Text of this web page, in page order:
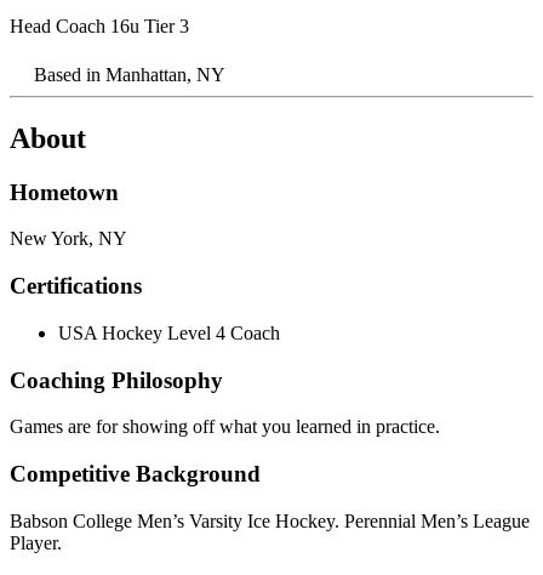
Head Coach 16u Tier 3​​​​‌ ‍ ​‍​‍‌‍ ‌ ​‍‌‍‍‌‌‍‌ ‌‍‍‌‌‍ ‍​‍​‍​ ‍‍​‍​‍‌ ​ ‌‍​‌‌‍ ‍‌‍‍‌‌ ‌​‌ ‍‌​‍ ‍‌‍‍‌‌‍ ​‍​‍​‍ ​​‍​‍‌‍‍​‌ ​‍‌‍‌‌‌‍‌‍​‍​‍​ ‍‍​‍​‍‌‍‍​‌ ‌​‌ ‌​‌ ​​‌ ​ ​ ‍‍​‍ ​‍ ‌‍​ ‌‍‍​‌‍‌‌‌‍ ​‌ ​ ‌‍‌‌‌‍​‌‌ ​​‌‍‍‌‌‍‌‌‌ ​‍‌ ​ ​‍ ‍‌ ​ ‌‍​‌‌‍ ‍‌‍‍‌‌ ‌​‌ ‍‌​‍ ‍‌ ​ ‌ ‌​‌ ‌‌‌‍‌​‌‍‍‌‌‍ ​‍ ‌‍‍‌‌‍ ‍‌ ‌​‌‍‌‌‌‍ ‍‌ ‌​​‍ ‌‍‌‌‌‍‌​‌‍‍‌‌ ‌​​‍ ‌‍ ‌‌‍ ‌‍‌​‌‍‌‌​ ‌‌ ​​‌ ​‍‌‍‌‌‌ ​ ‌‍‌‌‌‍ ‍‌ ‌​‌‍​‌‌ ‌​‌‍‍‌‌‍ ‌‍ ‍​ ‍ ‌‍‍‌‌‍‌​​ ‌​ ‌‍‌‍​‌‌‍​‍​ ‍​‌‍​ ‌‍‌​‌‍​‍​ ‍​​‍ ‌‌‍‌​​ ‌‍‌‍‌​​ ​ ​‍ ‌​ ‌​​ ‍​​ ​‍​ ‌‍​‍ ‌‌‍​‍​ ​ ‌‍​ ‌‍‌​​‍ ‌‌‍​‍‌‍​ ​ ‌‍​ ‌​‌‍‌‍‌‍‌‌‌‍‌​​ ‌‍​ ​​‌‍‌‍‌‍​‍​ ‌ ​ ‍ ‌ ‌​‌ ‍‌‌ ​​‌‍‌‌​ ‌‌‍​ ‌‍ ‌‍​‌‌‍​ ‌‍‍​​ ‍ ‌ ​​‌‍​‌‌ ‌​‌‍‍​​ ‌‌ ‌​‌‍‍‌‌ ‌​‌‍ ​‌‍‌‌​ ‌‍​‍‌‍​‌‌ ​ ‌‍‌‌‌‌‌‌‌ ​‍‌‍ ​​ ‌‌‍‍​‌ ‌​‌ ‌​‌ ​​‌ ​ ​‍‌‌​ ​ ‌​​‌​‍‌‌​ ​‍‌​‌‍​‍‌‌​ ​‍‌​‌‍‌‍​ ‌‍‍​‌‍‌‌‌‍ ​‌ ​ ‌‍‌‌‌‍​‌‌ ​​‌‍‍‌‌‍‌‌‌ ​‍‌ ​ ​‍ ‍‌ ​ ‌‍​‌‌‍ ‍‌‍‍‌‌ ‌​‌ ‍‌​‍ ‍‌ ​ ‌ ‌​‌ ‌‌‌‍‌​‌‍‍‌‌‍ ​‍‌‍‌‍‍‌‌‍‌​​ ‌​ ‌‍‌‍​‌‌‍​‍​ ‍​‌‍​ ‌‍‌​‌‍​‍​ ‍​​‍ ‌‌‍‌​​ ‌‍‌‍‌​​ ​ ​‍ ‌​ ‌​​ ‍​​ ​‍​ ‌‍​‍ ‌‌‍​‍​ ​ ‌‍​ ‌‍‌​​‍ ‌‌‍​‍‌‍​ ​ ‌‍​ ‌​‌‍‌‍‌‍‌‌‌‍‌​​ ‌‍​ ​​‌‍‌‍‌‍​‍​ ‌ ​‍‌‍‌ ‌​‌ ‍‌‌ ​​‌‍‌‌​ ‌‌‍​ ‌‍ ‌‍​‌‌‍​ ‌‍‍​​‍‌‍‌ ​​‌‍​‌‌ ‌​‌‍‍​​ ‌‌ ‌​‌‍‍‌‌ ‌​‌‍ ​‌‍‌‌​‍‌‍‌ ​​‌‍‌‌‌ ​‍‌ ​ ‌ ​​‌‍‌‌‌‍​ ‌ ‌​‌‍‍‌‌ ‌‍‌‍‌‌​ ‌‌ ​​‌ ‌‌‌‍​‍‌‍ ​‌‍‍‌‌ ​ ‌‍‍​‌‍‌‌‌‍‌​​‍​‍‌ ‌
Based in Manhattan, NY​​​​‌ ‍ ​‍​‍‌‍ ‌ ​‍‌‍‍‌‌‍‌ ‌‍‍‌‌‍ ‍​‍​‍​ ‍‍​‍​‍‌ ​ ‌‍​‌‌‍ ‍‌‍‍‌‌ ‌​‌ ‍‌​‍ ‍‌‍‍‌‌‍ ​‍​‍​‍ ​​‍​‍‌‍‍​‌ ​‍‌‍‌‌‌‍‌‍​‍​‍​ ‍‍​‍​‍‌‍‍​‌ ‌​‌ ‌​‌ ​​‌ ​ ​ ‍‍​‍ ​‍ ‌‍​ ‌‍‍​‌‍‌‌‌‍ ​‌ ​ ‌‍‌‌‌‍​‌‌ ​​‌‍‍‌‌‍‌‌‌ ​‍‌ ​ ​‍ ‍‌ ​ ‌‍​‌‌‍ ‍‌‍‍‌‌ ‌​‌ ‍‌​‍ ‍‌ ​ ‌ ‌​‌ ‌‌‌‍‌​‌‍‍‌‌‍ ​‍ ‌‍‍‌‌‍ ‍‌ ‌​‌‍‌‌‌‍ ‍‌ ‌​​‍ ‌‍‌‌‌‍‌​‌‍‍‌‌ ‌​​‍ ‌‍ ‌‌‍ ‌‍‌​‌‍‌‌​ ‌‌ ​​‌ ​‍‌‍‌‌‌ ​ ‌‍‌‌‌‍ ‍‌ ‌​‌‍​‌‌ ‌​‌‍‍‌‌‍ ‌‍ ‍​ ‍ ‌‍‍‌‌‍‌​​ ‌​ ‌‍‌‍​‌‌‍​‍​ ‍​‌‍​ ‌‍‌​‌‍​‍​ ‍​​‍ ‌‌‍‌​​ ‌‍‌‍‌​​ ​ ​‍ ‌​ ‌​​ ‍​​ ​‍​ ‌‍​‍ ‌‌‍​‍​ ​ ‌‍​ ‌‍‌​​‍ ‌‌‍​‍‌‍​ ​ ‌‍​ ‌​‌‍‌‍‌‍‌‌‌‍‌​​ ‌‍​ ​​‌‍‌‍‌‍​‍​ ‌ ​ ‍ ‌ ‌​‌ ‍‌‌ ​​‌‍‌‌​ ‌‌‍​ ‌‍ ‌‍​‌‌‍​ ‌‍‍​​ ‍ ‌ ​​‌‍​‌‌ ‌​‌‍‍​​ ‌‌‍ ​‌‍ ‌‍​ ‌‍​‌‌ ‌​‌‍‍‌‌‍ ‌‍ ‍​ ‌‍​‍‌‍​‌‌ ​ ‌‍‌‌‌‌‌‌‌ ​‍‌‍ ​​ ‌‌‍‍​‌ ‌​‌ ‌​‌ ​​‌ ​ ​‍‌‌​ ​ ‌​​‌​‍‌‌​ ​‍‌​‌‍​‍‌‌​ ​‍‌​‌‍‌‍​ ‌‍‍​‌‍‌‌‌‍ ​‌ ​ ‌‍‌‌‌‍​‌‌ ​​‌‍‍‌‌‍‌‌‌ ​‍‌ ​ ​‍ ‍‌ ​ ‌‍​‌‌‍ ‍‌‍‍‌‌ ‌​‌ ‍‌​‍ ‍‌ ​ ‌ ‌​‌ ‌‌‌‍‌​‌‍‍‌‌‍ ​‍‌‍‌‍‍‌‌‍‌​​ ‌​ ‌‍‌‍​‌‌‍​‍​ ‍​‌‍​ ‌‍‌​‌‍​‍​ ‍​​‍ ‌‌‍‌​​ ‌‍‌‍‌​​ ​ ​‍ ‌​ ‌​​ ‍​​ ​‍​ ‌‍​‍ ‌‌‍​‍​ ​ ‌‍​ ‌‍‌​​‍ ‌‌‍​‍‌‍​ ​ ‌‍​ ‌​‌‍‌‍‌‍‌‌‌‍‌​​ ‌‍​ ​​‌‍‌‍‌‍​‍​ ‌ ​‍‌‍‌ ‌​‌ ‍‌‌ ​​‌‍‌‌​ ‌‌‍​ ‌‍ ‌‍​‌‌‍​ ‌‍‍​​‍‌‍‌ ​​‌‍​‌‌ ‌​‌‍‍​​ ‌‌‍ ​‌‍ ‌‍​ ‌‍​‌‌ ‌​‌‍‍‌‌‍ ‌‍ ‍​‍‌‍‌ ​​‌‍‌‌‌ ​‍‌ ​ ‌ ​​‌‍‌‌‌‍​ ‌ ‌​‌‍‍‌‌ ‌‍‌‍‌‌​ ‌‌ ​​‌ ‌‌‌‍​‍‌‍ ​‌‍‍‌‌ ​ ‌‍‍​‌‍‌‌‌‍‌​​‍​‍‌ ‌
About
Hometown​​​​‌ ‍ ​‍​‍‌‍ ‌ ​‍‌‍‍‌‌‍‌ ‌‍‍‌‌‍ ‍​‍​‍​ ‍‍​‍​‍‌ ​ ‌‍​‌‌‍ ‍‌‍‍‌‌ ‌​‌ ‍‌​‍ ‍‌‍‍‌‌‍ ​‍​‍​‍ ​​‍​‍‌‍‍​‌ ​‍‌‍‌‌‌‍‌‍​‍​‍​ ‍‍​‍​‍‌‍‍​‌ ‌​‌ ‌​‌ ​​‌ ​ ​ ‍‍​‍ ​‍ ‌‍​ ‌‍‍​‌‍‌‌‌‍ ​‌ ​ ‌‍‌‌‌‍​‌‌ ​​‌‍‍‌‌‍‌‌‌ ​‍‌ ​ ​‍ ‍‌ ​ ‌‍​‌‌‍ ‍‌‍‍‌‌ ‌​‌ ‍‌​‍ ‍‌ ​ ‌ ‌​‌ ‌‌‌‍‌​‌‍‍‌‌‍ ​‍ ‌‍‍‌‌‍ ‍‌ ‌​‌‍‌‌‌‍ ‍‌ ‌​​‍ ‌‍‌‌‌‍‌​‌‍‍‌‌ ‌​​‍ ‌‍ ‌‌‍ ‌‍‌​‌‍‌‌​ ‌‌ ​​‌ ​‍‌‍‌‌‌ ​ ‌‍‌‌‌‍ ‍‌ ‌​‌‍​‌‌ ‌​‌‍‍‌‌‍ ‌‍ ‍​ ‍ ‌‍‍‌‌‍‌​​ ‌​ ‌‍‌‍​‌‌‍​‍​ ‍​‌‍​ ‌‍‌​‌‍​‍​ ‍​​‍ ‌‌‍‌​​ ‌‍‌‍‌​​ ​ ​‍ ‌​ ‌​​ ‍​​ ​‍​ ‌‍​‍ ‌‌‍​‍​ ​ ‌‍​ ‌‍‌​​‍ ‌‌‍​‍‌‍​ ​ ‌‍​ ‌​‌‍‌‍‌‍‌‌‌‍‌​​ ‌‍​ ​​‌‍‌‍‌‍​‍​ ‌ ​ ‍ ‌ ‌​‌ ‍‌‌ ​​‌‍‌‌​ ‌‌‍​ ‌‍ ‌‍​‌‌‍​ ‌‍‍​​ ‍ ‌ ​​‌‍​‌‌ ‌​‌‍‍​​ ‌‌ ​‍‌‍‍‌‌‍​ ‌‍‍​‌‌‌​‌‍‌‌‌ ‍​‌ ‌​​‍‌‌​ ‌‌‌​​‍‌‌ ‌‍‍ ‌‍‌‌‌ ‍‌​‍‌‌​ ​ ‌​‌​​‍‌‌​ ​ ‌​‌​​‍‌‌​ ​‍​ ​‍‌​​‍‌‍‍‌‌​‍‍‌ ‌​‌ ‌ ‌​ ‌‌ ​ ‌​‌‍​‍‌‌​ ​‍​ ​‍​‍‌‌​ ‌‌‌​‌​​‍ ‍‌‍​ ‌‍‍​‌‍‍‌‌‍ ​‌‍‌​‌ ​‍‌‍‌‌‌‍ ‍​‍‌‌​ ‌‌‌​​‍‌‌ ‌‍‍ ‌‍‌‌‌ ‍‌​‍‌‌​ ​ ‌​‌​​‍‌‌​ ​ ‌​‌​​‍‌‌​ ​‍​ ​‍‌ ​​​ ‍‌‌ ‌ ‌‍‍‌​ ​ ​ ‌‍‌‌​‌‌​‌‌​‍‌‌​ ​‍​ ​‍​‍‌‌​ ‌‌‌​‌​​‍ ‍‌ ‌​‌‍‌‌‌ ‍​‌ ‌​​ ‌‍​‍‌‍​‌‌ ​ ‌‍‌‌‌‌‌‌‌ ​‍‌‍ ​​ ‌‌‍‍​‌ ‌​‌ ‌​‌ ​​‌ ​ ​‍‌‌​ ​ ‌​​‌​‍‌‌​ ​‍‌​‌‍​‍‌‌​ ​‍‌​‌‍‌‍​ ‌‍‍​‌‍‌‌‌‍ ​‌ ​ ‌‍‌‌‌‍​‌‌ ​​‌‍‍‌‌‍‌‌‌ ​‍‌ ​ ​‍ ‍‌ ​ ‌‍​‌‌‍ ‍‌‍‍‌‌ ‌​‌ ‍‌​‍ ‍‌ ​ ‌ ‌​‌ ‌‌‌‍‌​‌‍‍‌‌‍ ​‍‌‍‌‍‍‌‌‍‌​​ ‌​ ‌‍‌‍​‌‌‍​‍​ ‍​‌‍​ ‌‍‌​‌‍​‍​ ‍​​‍ ‌‌‍‌​​ ‌‍‌‍‌​​ ​ ​‍ ‌​ ‌​​ ‍​​ ​‍​ ‌‍​‍ ‌‌‍​‍​ ​ ‌‍​ ‌‍‌​​‍ ‌‌‍​‍‌‍​ ​ ‌‍​ ‌​‌‍‌‍‌‍‌‌‌‍‌​​ ‌‍​ ​​‌‍‌‍‌‍​‍​ ‌ ​‍‌‍‌ ‌​‌ ‍‌‌ ​​‌‍‌‌​ ‌‌‍​ ‌‍ ‌‍​‌‌‍​ ‌‍‍​​‍‌‍‌ ​​‌‍​‌‌ ‌​‌‍‍​​ ‌‌ ​‍‌‍‍‌‌‍​ ‌‍‍​‌‌‌​‌‍‌‌‌ ‍​‌ ‌​​‍‌‌​ ‌‌‌​​‍‌‌ ‌‍‍ ‌‍‌‌‌ ‍‌​‍‌‌​ ​ ‌​‌​​‍‌‌​ ​ ‌​‌​​‍‌‌​ ​‍​ ​‍‌​​‍‌‍‍‌‌​‍‍‌ ‌​‌ ‌ ‌​ ‌‌ ​ ‌​‌‍​‍‌‌​ ​‍​ ​‍​‍‌‌​ ‌‌‌​‌​​‍ ‍‌‍​ ‌‍‍​‌‍‍‌‌‍ ​‌‍‌​‌ ​‍‌‍‌‌‌‍ ‍​‍‌‌​ ‌‌‌​​‍‌‌ ‌‍‍ ‌‍‌‌‌ ‍‌​‍‌‌​ ​ ‌​‌​​‍‌‌​ ​ ‌​‌​​‍‌‌​ ​‍​ ​‍‌ ​​​ ‍‌‌ ‌ ‌‍‍‌​ ​ ​ ‌‍‌‌​‌‌​‌‌​‍‌‌​ ​‍​ ​‍​‍‌‌​ ‌‌‌​‌​​‍ ‍‌ ‌​‌‍‌‌‌ ‍​‌ ‌​​‍‌‍‌ ​​‌‍‌‌‌ ​‍‌ ​ ‌ ​​‌‍‌‌‌‍​ ‌ ‌​‌‍‍‌‌ ‌‍‌‍‌‌​ ‌‌ ​​‌ ‌‌‌‍​‍‌‍ ​‌‍‍‌‌ ​ ‌‍‍​‌‍‌‌‌‍‌​​‍​‍‌ ‌
New York, NY​​​​‌ ‍ ​‍​‍‌‍ ‌ ​‍‌‍‍‌‌‍‌ ‌‍‍‌‌‍ ‍​‍​‍​ ‍‍​‍​‍‌ ​ ‌‍​‌‌‍ ‍‌‍‍‌‌ ‌​‌ ‍‌​‍ ‍‌‍‍‌‌‍ ​‍​‍​‍ ​​‍​‍‌‍‍​‌ ​‍‌‍‌‌‌‍‌‍​‍​‍​ ‍‍​‍​‍‌‍‍​‌ ‌​‌ ‌​‌ ​​‌ ​ ​ ‍‍​‍ ​‍ ‌‍​ ‌‍‍​‌‍‌‌‌‍ ​‌ ​ ‌‍‌‌‌‍​‌‌ ​​‌‍‍‌‌‍‌‌‌ ​‍‌ ​ ​‍ ‍‌ ​ ‌‍​‌‌‍ ‍‌‍‍‌‌ ‌​‌ ‍‌​‍ ‍‌ ​ ‌ ‌​‌ ‌‌‌‍‌​‌‍‍‌‌‍ ​‍ ‌‍‍‌‌‍ ‍‌ ‌​‌‍‌‌‌‍ ‍‌ ‌​​‍ ‌‍‌‌‌‍‌​‌‍‍‌‌ ‌​​‍ ‌‍ ‌‌‍ ‌‍‌​‌‍‌‌​ ‌‌ ​​‌ ​‍‌‍‌‌‌ ​ ‌‍‌‌‌‍ ‍‌ ‌​‌‍​‌‌ ‌​‌‍‍‌‌‍ ‌‍ ‍​ ‍ ‌‍‍‌‌‍‌​​ ‌​ ‌‍‌‍​‌‌‍​‍​ ‍​‌‍​ ‌‍‌​‌‍​‍​ ‍​​‍ ‌‌‍‌​​ ‌‍‌‍‌​​ ​ ​‍ ‌​ ‌​​ ‍​​ ​‍​ ‌‍​‍ ‌‌‍​‍​ ​ ‌‍​ ‌‍‌​​‍ ‌‌‍​‍‌‍​ ​ ‌‍​ ‌​‌‍‌‍‌‍‌‌‌‍‌​​ ‌‍​ ​​‌‍‌‍‌‍​‍​ ‌ ​ ‍ ‌ ‌​‌ ‍‌‌ ​​‌‍‌‌​ ‌‌‍​ ‌‍ ‌‍​‌‌‍​ ‌‍‍​​ ‍ ‌ ​​‌‍​‌‌ ‌​‌‍‍​​ ‌‌ ​‍‌‍‍‌‌‍​ ‌‍‍​‌‌‌​‌‍‌‌‌ ‍​‌ ‌​​‍‌‌​ ‌‌‌​​‍‌‌ ‌‍‍ ‌‍‌‌‌ ‍‌​‍‌‌​ ​ ‌​‌​​‍‌‌​ ​ ‌​‌​​‍‌‌​ ​‍​ ​‍‌‍ ‌‌‍ ​‌​ ​‌‍‍‌‌​‌‍‌‍‍‌‌‍ ‌‌‌‌​‍‌‌​ ​‍​ ​‍​‍‌‌​ ‌‌‌​‌​​‍ ‍‌‍​ ‌‍‍​‌‍‍‌‌‍ ​‌‍‌​‌ ​‍‌‍‌‌‌‍ ‍​‍‌‌​ ‌‌‌​​‍‌‌ ‌‍‍ ‌‍‌‌‌ ‍‌​‍‌‌​ ​ ‌​‌​​‍‌‌​ ​ ‌​‌​​‍‌‌​ ​‍​ ​‍‌ ‍‌‌‌​ ‌‌‌‍‌ ‌​‌ ​‌‌ ‌​‌​‍‌‌‍‍ ​‍‌‌​ ​‍​ ​‍​‍‌‌​ ‌‌‌​‌​​‍ ‍‌ ‌​‌‍‌‌‌ ‍​‌ ‌​​ ‌‍​‍‌‍​‌‌ ​ ‌‍‌‌‌‌‌‌‌ ​‍‌‍ ​​ ‌‌‍‍​‌ ‌​‌ ‌​‌ ​​‌ ​ ​‍‌‌​ ​ ‌​​‌​‍‌‌​ ​‍‌​‌‍​‍‌‌​ ​‍‌​‌‍‌‍​ ‌‍‍​‌‍‌‌‌‍ ​‌ ​ ‌‍‌‌‌‍​‌‌ ​​‌‍‍‌‌‍‌‌‌ ​‍‌ ​ ​‍ ‍‌ ​ ‌‍​‌‌‍ ‍‌‍‍‌‌ ‌​‌ ‍‌​‍ ‍‌ ​ ‌ ‌​‌ ‌‌‌‍‌​‌‍‍‌‌‍ ​‍‌‍‌‍‍‌‌‍‌​​ ‌​ ‌‍‌‍​‌‌‍​‍​ ‍​‌‍​ ‌‍‌​‌‍​‍​ ‍​​‍ ‌‌‍‌​​ ‌‍‌‍‌​​ ​ ​‍ ‌​ ‌​​ ‍​​ ​‍​ ‌‍​‍ ‌‌‍​‍​ ​ ‌‍​ ‌‍‌​​‍ ‌‌‍​‍‌‍​ ​ ‌‍​ ‌​‌‍‌‍‌‍‌‌‌‍‌​​ ‌‍​ ​​‌‍‌‍‌‍​‍​ ‌ ​‍‌‍‌ ‌​‌ ‍‌‌ ​​‌‍‌‌​ ‌‌‍​ ‌‍ ‌‍​‌‌‍​ ‌‍‍​​‍‌‍‌ ​​‌‍​‌‌ ‌​‌‍‍​​ ‌‌ ​‍‌‍‍‌‌‍​ ‌‍‍​‌‌‌​‌‍‌‌‌ ‍​‌ ‌​​‍‌‌​ ‌‌‌​​‍‌‌ ‌‍‍ ‌‍‌‌‌ ‍‌​‍‌‌​ ​ ‌​‌​​‍‌‌​ ​ ‌​‌​​‍‌‌​ ​‍​ ​‍‌‍ ‌‌‍ ​‌​ ​‌‍‍‌‌​‌‍‌‍‍‌‌‍ ‌‌‌‌​‍‌‌​ ​‍​ ​‍​‍‌‌​ ‌‌‌​‌​​‍ ‍‌‍​ ‌‍‍​‌‍‍‌‌‍ ​‌‍‌​‌ ​‍‌‍‌‌‌‍ ‍​‍‌‌​ ‌‌‌​​‍‌‌ ‌‍‍ ‌‍‌‌‌ ‍‌​‍‌‌​ ​ ‌​‌​​‍‌‌​ ​ ‌​‌​​‍‌‌​ ​‍​ ​‍‌ ‍‌‌‌​ ‌‌‌‍‌ ‌​‌ ​‌‌ ‌​‌​‍‌‌‍‍ ​‍‌‌​ ​‍​ ​‍​‍‌‌​ ‌‌‌​‌​​‍ ‍‌ ‌​‌‍‌‌‌ ‍​‌ ‌​​‍‌‍‌ ​​‌‍‌‌‌ ​‍‌ ​ ‌ ​​‌‍‌‌‌‍​ ‌ ‌​‌‍‍‌‌ ‌‍‌‍‌‌​ ‌‌ ​​‌ ‌‌‌‍​‍‌‍ ​‌‍‍‌‌ ​ ‌‍‍​‌‍‌‌‌‍‌​​‍​‍‌ ‌
Certifications​​​​‌ ‍ ​‍​‍‌‍ ‌ ​‍‌‍‍‌‌‍‌ ‌‍‍‌‌‍ ‍​‍​‍​ ‍‍​‍​‍‌ ​ ‌‍​‌‌‍ ‍‌‍‍‌‌ ‌​‌ ‍‌​‍ ‍‌‍‍‌‌‍ ​‍​‍​‍ ​​‍​‍‌‍‍​‌ ​‍‌‍‌‌‌‍‌‍​‍​‍​ ‍‍​‍​‍‌‍‍​‌ ‌​‌ ‌​‌ ​​‌ ​ ​ ‍‍​‍ ​‍ ‌‍​ ‌‍‍​‌‍‌‌‌‍ ​‌ ​ ‌‍‌‌‌‍​‌‌ ​​‌‍‍‌‌‍‌‌‌ ​‍‌ ​ ​‍ ‍‌ ​ ‌‍​‌‌‍ ‍‌‍‍‌‌ ‌​‌ ‍‌​‍ ‍‌ ​ ‌ ‌​‌ ‌‌‌‍‌​‌‍‍‌‌‍ ​‍ ‌‍‍‌‌‍ ‍‌ ‌​‌‍‌‌‌‍ ‍‌ ‌​​‍ ‌‍‌‌‌‍‌​‌‍‍‌‌ ‌​​‍ ‌‍ ‌‌‍ ‌‍‌​‌‍‌‌​ ‌‌ ​​‌ ​‍‌‍‌‌‌ ​ ‌‍‌‌‌‍ ‍‌ ‌​‌‍​‌‌ ‌​‌‍‍‌‌‍ ‌‍ ‍​ ‍ ‌‍‍‌‌‍‌​​ ‌​ ‌‍‌‍​‌‌‍​‍​ ‍​‌‍​ ‌‍‌​‌‍​‍​ ‍​​‍ ‌‌‍‌​​ ‌‍‌‍‌​​ ​ ​‍ ‌​ ‌​​ ‍​​ ​‍​ ‌‍​‍ ‌‌‍​‍​ ​ ‌‍​ ‌‍‌​​‍ ‌‌‍​‍‌‍​ ​ ‌‍​ ‌​‌‍‌‍‌‍‌‌‌‍‌​​ ‌‍​ ​​‌‍‌‍‌‍​‍​ ‌ ​ ‍ ‌ ‌​‌ ‍‌‌ ​​‌‍‌‌​ ‌‌‍​ ‌‍ ‌‍​‌‌‍​ ‌‍‍​​ ‍ ‌ ​​‌‍​‌‌ ‌​‌‍‍​​ ‌‌ ​‍‌‍‍‌‌‍​ ‌‍‍​‌‌‌​‌‍‌‌‌ ‍​‌ ‌​​‍‌‌​ ‌‌‌​​‍‌‌ ‌‍‍ ‌‍‌‌‌ ‍‌​‍‌‌​ ​ ‌​‌​​‍‌‌​ ​ ‌​‌​​‍‌‌​ ​‍​ ​‍‌ ​​‌‌‍​‌‍ ‍​ ‌‍‌​‌ ‌‌‍‍‌‌‍‍‌‍‍‌​‍‌‌​ ​‍​ ​‍​‍‌‌​ ‌‌‌​‌​​‍ ‍‌‍​ ‌‍‍​‌‍‍‌‌‍ ​‌‍‌​‌ ​‍‌‍‌‌‌‍ ‍​‍‌‌​ ‌‌‌​​‍‌‌ ‌‍‍ ‌‍‌‌‌ ‍‌​‍‌‌​ ​ ‌​‌​​‍‌‌​ ​ ‌​‌​​‍‌‌​ ​‍​ ​‍‌​‌‌‌​‌‌‌‌​‌​ ​ ‌‍ ‌​ ​​‌‌​‌‌‍‍ ​‍‌‌​ ​‍​ ​‍​‍‌‌​ ‌‌‌​‌​​‍ ‍‌ ‌​‌‍‌‌‌ ‍​‌ ‌​​ ‌‍​‍‌‍​‌‌ ​ ‌‍‌‌‌‌‌‌‌ ​‍‌‍ ​​ ‌‌‍‍​‌ ‌​‌ ‌​‌ ​​‌ ​ ​‍‌‌​ ​ ‌​​‌​‍‌‌​ ​‍‌​‌‍​‍‌‌​ ​‍‌​‌‍‌‍​ ‌‍‍​‌‍‌‌‌‍ ​‌ ​ ‌‍‌‌‌‍​‌‌ ​​‌‍‍‌‌‍‌‌‌ ​‍‌ ​ ​‍ ‍‌ ​ ‌‍​‌‌‍ ‍‌‍‍‌‌ ‌​‌ ‍‌​‍ ‍‌ ​ ‌ ‌​‌ ‌‌‌‍‌​‌‍‍‌‌‍ ​‍‌‍‌‍‍‌‌‍‌​​ ‌​ ‌‍‌‍​‌‌‍​‍​ ‍​‌‍​ ‌‍‌​‌‍​‍​ ‍​​‍ ‌‌‍‌​​ ‌‍‌‍‌​​ ​ ​‍ ‌​ ‌​​ ‍​​ ​‍​ ‌‍​‍ ‌‌‍​‍​ ​ ‌‍​ ‌‍‌​​‍ ‌‌‍​‍‌‍​ ​ ‌‍​ ‌​‌‍‌‍‌‍‌‌‌‍‌​​ ‌‍​ ​​‌‍‌‍‌‍​‍​ ‌ ​‍‌‍‌ ‌​‌ ‍‌‌ ​​‌‍‌‌​ ‌‌‍​ ‌‍ ‌‍​‌‌‍​ ‌‍‍​​‍‌‍‌ ​​‌‍​‌‌ ‌​‌‍‍​​ ‌‌ ​‍‌‍‍‌‌‍​ ‌‍‍​‌‌‌​‌‍‌‌‌ ‍​‌ ‌​​‍‌‌​ ‌‌‌​​‍‌‌ ‌‍‍ ‌‍‌‌‌ ‍‌​‍‌‌​ ​ ‌​‌​​‍‌‌​ ​ ‌​‌​​‍‌‌​ ​‍​ ​‍‌ ​​‌‌‍​‌‍ ‍​ ‌‍‌​‌ ‌‌‍‍‌‌‍‍‌‍‍‌​‍‌‌​ ​‍​ ​‍​‍‌‌​ ‌‌‌​‌​​‍ ‍‌‍​ ‌‍‍​‌‍‍‌‌‍ ​‌‍‌​‌ ​‍‌‍‌‌‌‍ ‍​‍‌‌​ ‌‌‌​​‍‌‌ ‌‍‍ ‌‍‌‌‌ ‍‌​‍‌‌​ ​ ‌​‌​​‍‌‌​ ​ ‌​‌​​‍‌‌​ ​‍​ ​‍‌​‌‌‌​‌‌‌‌​‌​ ​ ‌‍ ‌​ ​​‌‌​‌‌‍‍ ​‍‌‌​ ​‍​ ​‍​‍‌‌​ ‌‌‌​‌​​‍ ‍‌ ‌​‌‍‌‌‌ ‍​‌ ‌​​‍‌‍‌ ​​‌‍‌‌‌ ​‍‌ ​ ‌ ​​‌‍‌‌‌‍​ ‌ ‌​‌‍‍‌‌ ‌‍‌‍‌‌​ ‌‌ ​​‌ ‌‌‌‍​‍‌‍ ​‌‍‍‌‌ ​ ‌‍‍​‌‍‌‌‌‍‌​​‍​‍‌ ‌
USA Hockey Level 4 Coach​​​​‌ ‍ ​‍​‍‌‍ ‌ ​‍‌‍‍‌‌‍‌ ‌‍‍‌‌‍ ‍​‍​‍​ ‍‍​‍​‍‌ ​ ‌‍​‌‌‍ ‍‌‍‍‌‌ ‌​‌ ‍‌​‍ ‍‌‍‍‌‌‍ ​‍​‍​‍ ​​‍​‍‌‍‍​‌ ​‍‌‍‌‌‌‍‌‍​‍​‍​ ‍‍​‍​‍‌‍‍​‌ ‌​‌ ‌​‌ ​​‌ ​ ​ ‍‍​‍ ​‍ ‌‍​ ‌‍‍​‌‍‌‌‌‍ ​‌ ​ ‌‍‌‌‌‍​‌‌ ​​‌‍‍‌‌‍‌‌‌ ​‍‌ ​ ​‍ ‍‌ ​ ‌‍​‌‌‍ ‍‌‍‍‌‌ ‌​‌ ‍‌​‍ ‍‌ ​ ‌ ‌​‌ ‌‌‌‍‌​‌‍‍‌‌‍ ​‍ ‌‍‍‌‌‍ ‍‌ ‌​‌‍‌‌‌‍ ‍‌ ‌​​‍ ‌‍‌‌‌‍‌​‌‍‍‌‌ ‌​​‍ ‌‍ ‌‌‍ ‌‍‌​‌‍‌‌​ ‌‌ ​​‌ ​‍‌‍‌‌‌ ​ ‌‍‌‌‌‍ ‍‌ ‌​‌‍​‌‌ ‌​‌‍‍‌‌‍ ‌‍ ‍​ ‍ ‌‍‍‌‌‍‌​​ ‌​ ‌‍‌‍​‌‌‍​‍​ ‍​‌‍​ ‌‍‌​‌‍​‍​ ‍​​‍ ‌‌‍‌​​ ‌‍‌‍‌​​ ​ ​‍ ‌​ ‌​​ ‍​​ ​‍​ ‌‍​‍ ‌‌‍​‍​ ​ ‌‍​ ‌‍‌​​‍ ‌‌‍​‍‌‍​ ​ ‌‍​ ‌​‌‍‌‍‌‍‌‌‌‍‌​​ ‌‍​ ​​‌‍‌‍‌‍​‍​ ‌ ​ ‍ ‌ ‌​‌ ‍‌‌ ​​‌‍‌‌​ ‌‌‍​ ‌‍ ‌‍​‌‌‍​ ‌‍‍​​ ‍ ‌ ​​‌‍​‌‌ ‌​‌‍‍​​ ‌‌ ​‍‌‍‍‌‌‍​ ‌‍‍​‌‌‌​‌‍‌‌‌ ‍​‌ ‌​​‍‌‌​ ‌‌‌​​‍‌‌ ‌‍‍ ‌‍‌‌‌ ‍‌​‍‌‌​ ​ ‌​‌​​‍‌‌​ ​ ‌​‌​​‍‌‌​ ​‍​ ​‍‌‍‌ ‌‍‌​‌‍‌‍‌​​‌‌​​‌‌ ‍‌‌​​‌‌‍‍ ​‍‌‌​ ​‍​ ​‍​‍‌‌​ ‌‌‌​‌​​‍ ‍‌‍​ ‌‍‍​‌‍‍‌‌‍ ​‌‍‌​‌ ​‍‌‍‌‌‌‍ ‍​‍‌‌​ ‌‌‌​​‍‌‌ ‌‍‍ ‌‍‌‌‌ ‍‌​‍‌‌​ ​ ‌​‌​​‍‌‌​ ​ ‌​‌​​‍‌‌​ ​‍​ ​‍‌​‍‍‌‍‍ ‌‍ ​‌‌​​‌ ​‍​ ‌‍‌‌‌‌‌​ ​​‍‌‌​ ​‍​ ​‍​‍‌‌​ ‌‌‌​‌​​‍ ‍‌ ‌​‌‍‌‌‌ ‍​‌ ‌​​ ‌‍​‍‌‍​‌‌ ​ ‌‍‌‌‌‌‌‌‌ ​‍‌‍ ​​ ‌‌‍‍​‌ ‌​‌ ‌​‌ ​​‌ ​ ​‍‌‌​ ​ ‌​​‌​‍‌‌​ ​‍‌​‌‍​‍‌‌​ ​‍‌​‌‍‌‍​ ‌‍‍​‌‍‌‌‌‍ ​‌ ​ ‌‍‌‌‌‍​‌‌ ​​‌‍‍‌‌‍‌‌‌ ​‍‌ ​ ​‍ ‍‌ ​ ‌‍​‌‌‍ ‍‌‍‍‌‌ ‌​‌ ‍‌​‍ ‍‌ ​ ‌ ‌​‌ ‌‌‌‍‌​‌‍‍‌‌‍ ​‍‌‍‌‍‍‌‌‍‌​​ ‌​ ‌‍‌‍​‌‌‍​‍​ ‍​‌‍​ ‌‍‌​‌‍​‍​ ‍​​‍ ‌‌‍‌​​ ‌‍‌‍‌​​ ​ ​‍ ‌​ ‌​​ ‍​​ ​‍​ ‌‍​‍ ‌‌‍​‍​ ​ ‌‍​ ‌‍‌​​‍ ‌‌‍​‍‌‍​ ​ ‌‍​ ‌​‌‍‌‍‌‍‌‌‌‍‌​​ ‌‍​ ​​‌‍‌‍‌‍​‍​ ‌ ​‍‌‍‌ ‌​‌ ‍‌‌ ​​‌‍‌‌​ ‌‌‍​ ‌‍ ‌‍​‌‌‍​ ‌‍‍​​‍‌‍‌ ​​‌‍​‌‌ ‌​‌‍‍​​ ‌‌ ​‍‌‍‍‌‌‍​ ‌‍‍​‌‌‌​‌‍‌‌‌ ‍​‌ ‌​​‍‌‌​ ‌‌‌​​‍‌‌ ‌‍‍ ‌‍‌‌‌ ‍‌​‍‌‌​ ​ ‌​‌​​‍‌‌​ ​ ‌​‌​​‍‌‌​ ​‍​ ​‍‌‍‌ ‌‍‌​‌‍‌‍‌​​‌‌​​‌‌ ‍‌‌​​‌‌‍‍ ​‍‌‌​ ​‍​ ​‍​‍‌‌​ ‌‌‌​‌​​‍ ‍‌‍​ ‌‍‍​‌‍‍‌‌‍ ​‌‍‌​‌ ​‍‌‍‌‌‌‍ ‍​‍‌‌​ ‌‌‌​​‍‌‌ ‌‍‍ ‌‍‌‌‌ ‍‌​‍‌‌​ ​ ‌​‌​​‍‌‌​ ​ ‌​‌​​‍‌‌​ ​‍​ ​‍‌​‍‍‌‍‍ ‌‍ ​‌‌​​‌ ​‍​ ‌‍‌‌‌‌‌​ ​​‍‌‌​ ​‍​ ​‍​‍‌‌​ ‌‌‌​‌​​‍ ‍‌ ‌​‌‍‌‌‌ ‍​‌ ‌​​‍‌‍‌ ​​‌‍‌‌‌ ​‍‌ ​ ‌ ​​‌‍‌‌‌‍​ ‌ ‌​‌‍‍‌‌ ‌‍‌‍‌‌​ ‌‌ ​​‌ ‌‌‌‍​‍‌‍ ​‌‍‍‌‌ ​ ‌‍‍​‌‍‌‌‌‍‌​​‍​‍‌ ‌
Coaching Philosophy​​​​‌ ‍ ​‍​‍‌‍ ‌ ​‍‌‍‍‌‌‍‌ ‌‍‍‌‌‍ ‍​‍​‍​ ‍‍​‍​‍‌ ​ ‌‍​‌‌‍ ‍‌‍‍‌‌ ‌​‌ ‍‌​‍ ‍‌‍‍‌‌‍ ​‍​‍​‍ ​​‍​‍‌‍‍​‌ ​‍‌‍‌‌‌‍‌‍​‍​‍​ ‍‍​‍​‍‌‍‍​‌ ‌​‌ ‌​‌ ​​‌ ​ ​ ‍‍​‍ ​‍ ‌‍​ ‌‍‍​‌‍‌‌‌‍ ​‌ ​ ‌‍‌‌‌‍​‌‌ ​​‌‍‍‌‌‍‌‌‌ ​‍‌ ​ ​‍ ‍‌ ​ ‌‍​‌‌‍ ‍‌‍‍‌‌ ‌​‌ ‍‌​‍ ‍‌ ​ ‌ ‌​‌ ‌‌‌‍‌​‌‍‍‌‌‍ ​‍ ‌‍‍‌‌‍ ‍‌ ‌​‌‍‌‌‌‍ ‍‌ ‌​​‍ ‌‍‌‌‌‍‌​‌‍‍‌‌ ‌​​‍ ‌‍ ‌‌‍ ‌‍‌​‌‍‌‌​ ‌‌ ​​‌ ​‍‌‍‌‌‌ ​ ‌‍‌‌‌‍ ‍‌ ‌​‌‍​‌‌ ‌​‌‍‍‌‌‍ ‌‍ ‍​ ‍ ‌‍‍‌‌‍‌​​ ‌​ ‌‍‌‍​‌‌‍​‍​ ‍​‌‍​ ‌‍‌​‌‍​‍​ ‍​​‍ ‌‌‍‌​​ ‌‍‌‍‌​​ ​ ​‍ ‌​ ‌​​ ‍​​ ​‍​ ‌‍​‍ ‌‌‍​‍​ ​ ‌‍​ ‌‍‌​​‍ ‌‌‍​‍‌‍​ ​ ‌‍​ ‌​‌‍‌‍‌‍‌‌‌‍‌​​ ‌‍​ ​​‌‍‌‍‌‍​‍​ ‌ ​ ‍ ‌ ‌​‌ ‍‌‌ ​​‌‍‌‌​ ‌‌‍​ ‌‍ ‌‍​‌‌‍​ ‌‍‍​​ ‍ ‌ ​​‌‍​‌‌ ‌​‌‍‍​​ ‌‌ ​‍‌‍‍‌‌‍​ ‌‍‍​‌‌‌​‌‍‌‌‌ ‍​‌ ‌​​‍‌‌​ ‌‌‌​​‍‌‌ ‌‍‍ ‌‍‌‌‌ ‍‌​‍‌‌​ ​ ‌​‌​​‍‌‌​ ​ ‌​‌​​‍‌‌​ ​‍​ ​‍‌​ ​‌‌‍‍‌ ​‌‌‌‍​‌ ‌‍‌ ‍‍‌‌‍​‌‍ ​​‍‌‌​ ​‍​ ​‍​‍‌‌​ ‌‌‌​‌​​‍ ‍‌‍​ ‌‍‍​‌‍‍‌‌‍ ​‌‍‌​‌ ​‍‌‍‌‌‌‍ ‍​‍‌‌​ ‌‌‌​​‍‌‌ ‌‍‍ ‌‍‌‌‌ ‍‌​‍‌‌​ ​ ‌​‌​​‍‌‌​ ​ ‌​‌​​‍‌‌​ ​‍​ ​‍​ ‍‌​ ​ ‌‍ ‌‌‌ ‌​ ‌‍ ‌‌‌‌​‌​‌‌​‍‌‌​ ​‍​ ​‍​‍‌‌​ ‌‌‌​‌​​‍ ‍‌ ‌​‌‍‌‌‌ ‍​‌ ‌​​ ‌‍​‍‌‍​‌‌ ​ ‌‍‌‌‌‌‌‌‌ ​‍‌‍ ​​ ‌‌‍‍​‌ ‌​‌ ‌​‌ ​​‌ ​ ​‍‌‌​ ​ ‌​​‌​‍‌‌​ ​‍‌​‌‍​‍‌‌​ ​‍‌​‌‍‌‍​ ‌‍‍​‌‍‌‌‌‍ ​‌ ​ ‌‍‌‌‌‍​‌‌ ​​‌‍‍‌‌‍‌‌‌ ​‍‌ ​ ​‍ ‍‌ ​ ‌‍​‌‌‍ ‍‌‍‍‌‌ ‌​‌ ‍‌​‍ ‍‌ ​ ‌ ‌​‌ ‌‌‌‍‌​‌‍‍‌‌‍ ​‍‌‍‌‍‍‌‌‍‌​​ ‌​ ‌‍‌‍​‌‌‍​‍​ ‍​‌‍​ ‌‍‌​‌‍​‍​ ‍​​‍ ‌‌‍‌​​ ‌‍‌‍‌​​ ​ ​‍ ‌​ ‌​​ ‍​​ ​‍​ ‌‍​‍ ‌‌‍​‍​ ​ ‌‍​ ‌‍‌​​‍ ‌‌‍​‍‌‍​ ​ ‌‍​ ‌​‌‍‌‍‌‍‌‌‌‍‌​​ ‌‍​ ​​‌‍‌‍‌‍​‍​ ‌ ​‍‌‍‌ ‌​‌ ‍‌‌ ​​‌‍‌‌​ ‌‌‍​ ‌‍ ‌‍​‌‌‍​ ‌‍‍​​‍‌‍‌ ​​‌‍​‌‌ ‌​‌‍‍​​ ‌‌ ​‍‌‍‍‌‌‍​ ‌‍‍​‌‌‌​‌‍‌‌‌ ‍​‌ ‌​​‍‌‌​ ‌‌‌​​‍‌‌ ‌‍‍ ‌‍‌‌‌ ‍‌​‍‌‌​ ​ ‌​‌​​‍‌‌​ ​ ‌​‌​​‍‌‌​ ​‍​ ​‍‌​ ​‌‌‍‍‌ ​‌‌‌‍​‌ ‌‍‌ ‍‍‌‌‍​‌‍ ​​‍‌‌​ ​‍​ ​‍​‍‌‌​ ‌‌‌​‌​​‍ ‍‌‍​ ‌‍‍​‌‍‍‌‌‍ ​‌‍‌​‌ ​‍‌‍‌‌‌‍ ‍​‍‌‌​ ‌‌‌​​‍‌‌ ‌‍‍ ‌‍‌‌‌ ‍‌​‍‌‌​ ​ ‌​‌​​‍‌‌​ ​ ‌​‌​​‍‌‌​ ​‍​ ​‍​ ‍‌​ ​ ‌‍ ‌‌‌ ‌​ ‌‍ ‌‌‌‌​‌​‌‌​‍‌‌​ ​‍​ ​‍​‍‌‌​ ‌‌‌​‌​​‍ ‍‌ ‌​‌‍‌‌‌ ‍​‌ ‌​​‍‌‍‌ ​​‌‍‌‌‌ ​‍‌ ​ ‌ ​​‌‍‌‌‌‍​ ‌ ‌​‌‍‍‌‌ ‌‍‌‍‌‌​ ‌‌ ​​‌ ‌‌‌‍​‍‌‍ ​‌‍‍‌‌ ​ ‌‍‍​‌‍‌‌‌‍‌​​‍​‍‌ ‌
Games are for showing off what you learned in practice.​​​​‌ ‍ ​‍​‍‌‍ ‌ ​‍‌‍‍‌‌‍‌ ‌‍‍‌‌‍ ‍​‍​‍​ ‍‍​‍​‍‌ ​ ‌‍​‌‌‍ ‍‌‍‍‌‌ ‌​‌ ‍‌​‍ ‍‌‍‍‌‌‍ ​‍​‍​‍ ​​‍​‍‌‍‍​‌ ​‍‌‍‌‌‌‍‌‍​‍​‍​ ‍‍​‍​‍‌‍‍​‌ ‌​‌ ‌​‌ ​​‌ ​ ​ ‍‍​‍ ​‍ ‌‍​ ‌‍‍​‌‍‌‌‌‍ ​‌ ​ ‌‍‌‌‌‍​‌‌ ​​‌‍‍‌‌‍‌‌‌ ​‍‌ ​ ​‍ ‍‌ ​ ‌‍​‌‌‍ ‍‌‍‍‌‌ ‌​‌ ‍‌​‍ ‍‌ ​ ‌ ‌​‌ ‌‌‌‍‌​‌‍‍‌‌‍ ​‍ ‌‍‍‌‌‍ ‍‌ ‌​‌‍‌‌‌‍ ‍‌ ‌​​‍ ‌‍‌‌‌‍‌​‌‍‍‌‌ ‌​​‍ ‌‍ ‌‌‍ ‌‍‌​‌‍‌‌​ ‌‌ ​​‌ ​‍‌‍‌‌‌ ​ ‌‍‌‌‌‍ ‍‌ ‌​‌‍​‌‌ ‌​‌‍‍‌‌‍ ‌‍ ‍​ ‍ ‌‍‍‌‌‍‌​​ ‌​ ‌‍‌‍​‌‌‍​‍​ ‍​‌‍​ ‌‍‌​‌‍​‍​ ‍​​‍ ‌‌‍‌​​ ‌‍‌‍‌​​ ​ ​‍ ‌​ ‌​​ ‍​​ ​‍​ ‌‍​‍ ‌‌‍​‍​ ​ ‌‍​ ‌‍‌​​‍ ‌‌‍​‍‌‍​ ​ ‌‍​ ‌​‌‍‌‍‌‍‌‌‌‍‌​​ ‌‍​ ​​‌‍‌‍‌‍​‍​ ‌ ​ ‍ ‌ ‌​‌ ‍‌‌ ​​‌‍‌‌​ ‌‌‍​ ‌‍ ‌‍​‌‌‍​ ‌‍‍​​ ‍ ‌ ​​‌‍​‌‌ ‌​‌‍‍​​ ‌‌ ​‍‌‍‍‌‌‍​ ‌‍‍​‌‌‌​‌‍‌‌‌ ‍​‌ ‌​​‍‌‌​ ‌‌‌​​‍‌‌ ‌‍‍ ‌‍‌‌‌ ‍‌​‍‌‌​ ​ ‌​‌​​‍‌‌​ ​ ‌​‌​​‍‌‌​ ​‍​ ​‍‌ ​‍‌​‌ ‌ ‍‌‌ ​​‌‍ ‌‌‍‍‍‌ ‌​‌​‌‌​‍‌‌​ ​‍​ ​‍​‍‌‌​ ‌‌‌​‌​​‍ ‍‌‍​ ‌‍‍​‌‍‍‌‌‍ ​‌‍‌​‌ ​‍‌‍‌‌‌‍ ‍​‍‌‌​ ‌‌‌​​‍‌‌ ‌‍‍ ‌‍‌‌‌ ‍‌​‍‌‌​ ​ ‌​‌​​‍‌‌​ ​ ‌​‌​​‍‌‌​ ​‍​ ​‍‌​‌‍‌​‌‌‌ ‍‌​ ​ ​ ‍​‌‍ ‍‌​​ ‌‌‍‌​‍‌‌​ ​‍​ ​‍​‍‌‌​ ‌‌‌​‌​​‍ ‍‌ ‌​‌‍‌‌‌ ‍​‌ ‌​​ ‌‍​‍‌‍​‌‌ ​ ‌‍‌‌‌‌‌‌‌ ​‍‌‍ ​​ ‌‌‍‍​‌ ‌​‌ ‌​‌ ​​‌ ​ ​‍‌‌​ ​ ‌​​‌​‍‌‌​ ​‍‌​‌‍​‍‌‌​ ​‍‌​‌‍‌‍​ ‌‍‍​‌‍‌‌‌‍ ​‌ ​ ‌‍‌‌‌‍​‌‌ ​​‌‍‍‌‌‍‌‌‌ ​‍‌ ​ ​‍ ‍‌ ​ ‌‍​‌‌‍ ‍‌‍‍‌‌ ‌​‌ ‍‌​‍ ‍‌ ​ ‌ ‌​‌ ‌‌‌‍‌​‌‍‍‌‌‍ ​‍‌‍‌‍‍‌‌‍‌​​ ‌​ ‌‍‌‍​‌‌‍​‍​ ‍​‌‍​ ‌‍‌​‌‍​‍​ ‍​​‍ ‌‌‍‌​​ ‌‍‌‍‌​​ ​ ​‍ ‌​ ‌​​ ‍​​ ​‍​ ‌‍​‍ ‌‌‍​‍​ ​ ‌‍​ ‌‍‌​​‍ ‌‌‍​‍‌‍​ ​ ‌‍​ ‌​‌‍‌‍‌‍‌‌‌‍‌​​ ‌‍​ ​​‌‍‌‍‌‍​‍​ ‌ ​‍‌‍‌ ‌​‌ ‍‌‌ ​​‌‍‌‌​ ‌‌‍​ ‌‍ ‌‍​‌‌‍​ ‌‍‍​​‍‌‍‌ ​​‌‍​‌‌ ‌​‌‍‍​​ ‌‌ ​‍‌‍‍‌‌‍​ ‌‍‍​‌‌‌​‌‍‌‌‌ ‍​‌ ‌​​‍‌‌​ ‌‌‌​​‍‌‌ ‌‍‍ ‌‍‌‌‌ ‍‌​‍‌‌​ ​ ‌​‌​​‍‌‌​ ​ ‌​‌​​‍‌‌​ ​‍​ ​‍‌ ​‍‌​‌ ‌ ‍‌‌ ​​‌‍ ‌‌‍‍‍‌ ‌​‌​‌‌​‍‌‌​ ​‍​ ​‍​‍‌‌​ ‌‌‌​‌​​‍ ‍‌‍​ ‌‍‍​‌‍‍‌‌‍ ​‌‍‌​‌ ​‍‌‍‌‌‌‍ ‍​‍‌‌​ ‌‌‌​​‍‌‌ ‌‍‍ ‌‍‌‌‌ ‍‌​‍‌‌​ ​ ‌​‌​​‍‌‌​ ​ ‌​‌​​‍‌‌​ ​‍​ ​‍‌​‌‍‌​‌‌‌ ‍‌​ ​ ​ ‍​‌‍ ‍‌​​ ‌‌‍‌​‍‌‌​ ​‍​ ​‍​‍‌‌​ ‌‌‌​‌​​‍ ‍‌ ‌​‌‍‌‌‌ ‍​‌ ‌​​‍‌‍‌ ​​‌‍‌‌‌ ​‍‌ ​ ‌ ​​‌‍‌‌‌‍​ ‌ ‌​‌‍‍‌‌ ‌‍‌‍‌‌​ ‌‌ ​​‌ ‌‌‌‍​‍‌‍ ​‌‍‍‌‌ ​ ‌‍‍​‌‍‌‌‌‍‌​​‍​‍‌ ‌
Competitive Background​​​​‌ ‍ ​‍​‍‌‍ ‌ ​‍‌‍‍‌‌‍‌ ‌‍‍‌‌‍ ‍​‍​‍​ ‍‍​‍​‍‌ ​ ‌‍​‌‌‍ ‍‌‍‍‌‌ ‌​‌ ‍‌​‍ ‍‌‍‍‌‌‍ ​‍​‍​‍ ​​‍​‍‌‍‍​‌ ​‍‌‍‌‌‌‍‌‍​‍​‍​ ‍‍​‍​‍‌‍‍​‌ ‌​‌ ‌​‌ ​​‌ ​ ​ ‍‍​‍ ​‍ ‌‍​ ‌‍‍​‌‍‌‌‌‍ ​‌ ​ ‌‍‌‌‌‍​‌‌ ​​‌‍‍‌‌‍‌‌‌ ​‍‌ ​ ​‍ ‍‌ ​ ‌‍​‌‌‍ ‍‌‍‍‌‌ ‌​‌ ‍‌​‍ ‍‌ ​ ‌ ‌​‌ ‌‌‌‍‌​‌‍‍‌‌‍ ​‍ ‌‍‍‌‌‍ ‍‌ ‌​‌‍‌‌‌‍ ‍‌ ‌​​‍ ‌‍‌‌‌‍‌​‌‍‍‌‌ ‌​​‍ ‌‍ ‌‌‍ ‌‍‌​‌‍‌‌​ ‌‌ ​​‌ ​‍‌‍‌‌‌ ​ ‌‍‌‌‌‍ ‍‌ ‌​‌‍​‌‌ ‌​‌‍‍‌‌‍ ‌‍ ‍​ ‍ ‌‍‍‌‌‍‌​​ ‌​ ‌‍‌‍​‌‌‍​‍​ ‍​‌‍​ ‌‍‌​‌‍​‍​ ‍​​‍ ‌‌‍‌​​ ‌‍‌‍‌​​ ​ ​‍ ‌​ ‌​​ ‍​​ ​‍​ ‌‍​‍ ‌‌‍​‍​ ​ ‌‍​ ‌‍‌​​‍ ‌‌‍​‍‌‍​ ​ ‌‍​ ‌​‌‍‌‍‌‍‌‌‌‍‌​​ ‌‍​ ​​‌‍‌‍‌‍​‍​ ‌ ​ ‍ ‌ ‌​‌ ‍‌‌ ​​‌‍‌‌​ ‌‌‍​ ‌‍ ‌‍​‌‌‍​ ‌‍‍​​ ‍ ‌ ​​‌‍​‌‌ ‌​‌‍‍​​ ‌‌ ​‍‌‍‍‌‌‍​ ‌‍‍​‌‌‌​‌‍‌‌‌ ‍​‌ ‌​​‍‌‌​ ‌‌‌​​‍‌‌ ‌‍‍ ‌‍‌‌‌ ‍‌​‍‌‌​ ​ ‌​‌​​‍‌‌​ ​ ‌​‌​​‍‌‌​ ​‍​ ​‍‌‍ ​‌‍‌‍‌​‌ ‌‍‍‌‌‍ ‌‌ ​‌‌ ​ ‌‌‍​​‍‌‌​ ​‍​ ​‍​‍‌‌​ ‌‌‌​‌​​‍ ‍‌‍​ ‌‍‍​‌‍‍‌‌‍ ​‌‍‌​‌ ​‍‌‍‌‌‌‍ ‍​‍‌‌​ ‌‌‌​​‍‌‌ ‌‍‍ ‌‍‌‌‌ ‍‌​‍‌‌​ ​ ‌​‌​​‍‌‌​ ​ ‌​‌​​‍‌‌​ ​‍​ ​‍‌‌‍‍‌‍‍‌‌‍‍‍‌‍‍‍‌​ ‌‌​‌​‌‌‍​‌​​ ​‍‌‌​ ​‍​ ​‍​‍‌‌​ ‌‌‌​‌​​‍ ‍‌ ‌​‌‍‌‌‌ ‍​‌ ‌​​ ‌‍​‍‌‍​‌‌ ​ ‌‍‌‌‌‌‌‌‌ ​‍‌‍ ​​ ‌‌‍‍​‌ ‌​‌ ‌​‌ ​​‌ ​ ​‍‌‌​ ​ ‌​​‌​‍‌‌​ ​‍‌​‌‍​‍‌‌​ ​‍‌​‌‍‌‍​ ‌‍‍​‌‍‌‌‌‍ ​‌ ​ ‌‍‌‌‌‍​‌‌ ​​‌‍‍‌‌‍‌‌‌ ​‍‌ ​ ​‍ ‍‌ ​ ‌‍​‌‌‍ ‍‌‍‍‌‌ ‌​‌ ‍‌​‍ ‍‌ ​ ‌ ‌​‌ ‌‌‌‍‌​‌‍‍‌‌‍ ​‍‌‍‌‍‍‌‌‍‌​​ ‌​ ‌‍‌‍​‌‌‍​‍​ ‍​‌‍​ ‌‍‌​‌‍​‍​ ‍​​‍ ‌‌‍‌​​ ‌‍‌‍‌​​ ​ ​‍ ‌​ ‌​​ ‍​​ ​‍​ ‌‍​‍ ‌‌‍​‍​ ​ ‌‍​ ‌‍‌​​‍ ‌‌‍​‍‌‍​ ​ ‌‍​ ‌​‌‍‌‍‌‍‌‌‌‍‌​​ ‌‍​ ​​‌‍‌‍‌‍​‍​ ‌ ​‍‌‍‌ ‌​‌ ‍‌‌ ​​‌‍‌‌​ ‌‌‍​ ‌‍ ‌‍​‌‌‍​ ‌‍‍​​‍‌‍‌ ​​‌‍​‌‌ ‌​‌‍‍​​ ‌‌ ​‍‌‍‍‌‌‍​ ‌‍‍​‌‌‌​‌‍‌‌‌ ‍​‌ ‌​​‍‌‌​ ‌‌‌​​‍‌‌ ‌‍‍ ‌‍‌‌‌ ‍‌​‍‌‌​ ​ ‌​‌​​‍‌‌​ ​ ‌​‌​​‍‌‌​ ​‍​ ​‍‌‍ ​‌‍‌‍‌​‌ ‌‍‍‌‌‍ ‌‌ ​‌‌ ​ ‌‌‍​​‍‌‌​ ​‍​ ​‍​‍‌‌​ ‌‌‌​‌​​‍ ‍‌‍​ ‌‍‍​‌‍‍‌‌‍ ​‌‍‌​‌ ​‍‌‍‌‌‌‍ ‍​‍‌‌​ ‌‌‌​​‍‌‌ ‌‍‍ ‌‍‌‌‌ ‍‌​‍‌‌​ ​ ‌​‌​​‍‌‌​ ​ ‌​‌​​‍‌‌​ ​‍​ ​‍‌‌‍‍‌‍‍‌‌‍‍‍‌‍‍‍‌​ ‌‌​‌​‌‌‍​‌​​ ​‍‌‌​ ​‍​ ​‍​‍‌‌​ ‌‌‌​‌​​‍ ‍‌ ‌​‌‍‌‌‌ ‍​‌ ‌​​‍‌‍‌ ​​‌‍‌‌‌ ​‍‌ ​ ‌ ​​‌‍‌‌‌‍​ ‌ ‌​‌‍‍‌‌ ‌‍‌‍‌‌​ ‌‌ ​​‌ ‌‌‌‍​‍‌‍ ​‌‍‍‌‌ ​ ‌‍‍​‌‍‌‌‌‍‌​​‍​‍‌ ‌
Babson College Men’s Varsity Ice Hockey. Perennial Men’s League
Player.​​​​‌ ‍ ​‍​‍‌‍ ‌ ​‍‌‍‍‌‌‍‌ ‌‍‍‌‌‍ ‍​‍​‍​ ‍‍​‍​‍‌ ​ ‌‍​‌‌‍ ‍‌‍‍‌‌ ‌​‌ ‍‌​‍ ‍‌‍‍‌‌‍ ​‍​‍​‍ ​​‍​‍‌‍‍​‌ ​‍‌‍‌‌‌‍‌‍​‍​‍​ ‍‍​‍​‍‌‍‍​‌ ‌​‌ ‌​‌ ​​‌ ​ ​ ‍‍​‍ ​‍ ‌‍​ ‌‍‍​‌‍‌‌‌‍ ​‌ ​ ‌‍‌‌‌‍​‌‌ ​​‌‍‍‌‌‍‌‌‌ ​‍‌ ​ ​‍ ‍‌ ​ ‌‍​‌‌‍ ‍‌‍‍‌‌ ‌​‌ ‍‌​‍ ‍‌ ​ ‌ ‌​‌ ‌‌‌‍‌​‌‍‍‌‌‍ ​‍ ‌‍‍‌‌‍ ‍‌ ‌​‌‍‌‌‌‍ ‍‌ ‌​​‍ ‌‍‌‌‌‍‌​‌‍‍‌‌ ‌​​‍ ‌‍ ‌‌‍ ‌‍‌​‌‍‌‌​ ‌‌ ​​‌ ​‍‌‍‌‌‌ ​ ‌‍‌‌‌‍ ‍‌ ‌​‌‍​‌‌ ‌​‌‍‍‌‌‍ ‌‍ ‍​ ‍ ‌‍‍‌‌‍‌​​ ‌​ ‌‍‌‍​‌‌‍​‍​ ‍​‌‍​ ‌‍‌​‌‍​‍​ ‍​​‍ ‌‌‍‌​​ ‌‍‌‍‌​​ ​ ​‍ ‌​ ‌​​ ‍​​ ​‍​ ‌‍​‍ ‌‌‍​‍​ ​ ‌‍​ ‌‍‌​​‍ ‌‌‍​‍‌‍​ ​ ‌‍​ ‌​‌‍‌‍‌‍‌‌‌‍‌​​ ‌‍​ ​​‌‍‌‍‌‍​‍​ ‌ ​ ‍ ‌ ‌​‌ ‍‌‌ ​​‌‍‌‌​ ‌‌‍​ ‌‍ ‌‍​‌‌‍​ ‌‍‍​​ ‍ ‌ ​​‌‍​‌‌ ‌​‌‍‍​​ ‌‌ ​‍‌‍‍‌‌‍​ ‌‍‍​‌‌‌​‌‍‌‌‌ ‍​‌ ‌​​‍‌‌​ ‌‌‌​​‍‌‌ ‌‍‍ ‌‍‌‌‌ ‍‌​‍‌‌​ ​ ‌​‌​​‍‌‌​ ​ ‌​‌​​‍‌‌​ ​‍​ ​‍‌ ​​‌ ‌​‌‌‌​‌ ‌​‌ ‌‍​ ‌‌‌‍ ‌‌​‌‌​‍‌‌​ ​‍​ ​‍​‍‌‌​ ‌‌‌​‌​​‍ ‍‌‍​ ‌‍‍​‌‍‍‌‌‍ ​‌‍‌​‌ ​‍‌‍‌‌‌‍ ‍​‍‌‌​ ‌‌‌​​‍‌‌ ‌‍‍ ‌‍‌‌‌ ‍‌​‍‌‌​ ​ ‌​‌​​‍‌‌​ ​ ‌​‌​​‍‌‌​ ​‍​ ​‍‌​​ ​ ​‍‌ ‍​‌‍‌‍‌ ​‍‌​​‌‌​‌ ‌​‌‌​‍‌‌​ ​‍​ ​‍​‍‌‌​ ‌‌‌​‌​​‍ ‍‌ ‌​‌‍‌‌‌ ‍​‌ ‌​​ ‌‍​‍‌‍​‌‌ ​ ‌‍‌‌‌‌‌‌‌ ​‍‌‍ ​​ ‌‌‍‍​‌ ‌​‌ ‌​‌ ​​‌ ​ ​‍‌‌​ ​ ‌​​‌​‍‌‌​ ​‍‌​‌‍​‍‌‌​ ​‍‌​‌‍‌‍​ ‌‍‍​‌‍‌‌‌‍ ​‌ ​ ‌‍‌‌‌‍​‌‌ ​​‌‍‍‌‌‍‌‌‌ ​‍‌ ​ ​‍ ‍‌ ​ ‌‍​‌‌‍ ‍‌‍‍‌‌ ‌​‌ ‍‌​‍ ‍‌ ​ ‌ ‌​‌ ‌‌‌‍‌​‌‍‍‌‌‍ ​‍‌‍‌‍‍‌‌‍‌​​ ‌​ ‌‍‌‍​‌‌‍​‍​ ‍​‌‍​ ‌‍‌​‌‍​‍​ ‍​​‍ ‌‌‍‌​​ ‌‍‌‍‌​​ ​ ​‍ ‌​ ‌​​ ‍​​ ​‍​ ‌‍​‍ ‌‌‍​‍​ ​ ‌‍​ ‌‍‌​​‍ ‌‌‍​‍‌‍​ ​ ‌‍​ ‌​‌‍‌‍‌‍‌‌‌‍‌​​ ‌‍​ ​​‌‍‌‍‌‍​‍​ ‌ ​‍‌‍‌ ‌​‌ ‍‌‌ ​​‌‍‌‌​ ‌‌‍​ ‌‍ ‌‍​‌‌‍​ ‌‍‍​​‍‌‍‌ ​​‌‍​‌‌ ‌​‌‍‍​​ ‌‌ ​‍‌‍‍‌‌‍​ ‌‍‍​‌‌‌​‌‍‌‌‌ ‍​‌ ‌​​‍‌‌​ ‌‌‌​​‍‌‌ ‌‍‍ ‌‍‌‌‌ ‍‌​‍‌‌​ ​ ‌​‌​​‍‌‌​ ​ ‌​‌​​‍‌‌​ ​‍​ ​‍‌ ​​‌ ‌​‌‌‌​‌ ‌​‌ ‌‍​ ‌‌‌‍ ‌‌​‌‌​‍‌‌​ ​‍​ ​‍​‍‌‌​ ‌‌‌​‌​​‍ ‍‌‍​ ‌‍‍​‌‍‍‌‌‍ ​‌‍‌​‌ ​‍‌‍‌‌‌‍ ‍​‍‌‌​ ‌‌‌​​‍‌‌ ‌‍‍ ‌‍‌‌‌ ‍‌​‍‌‌​ ​ ‌​‌​​‍‌‌​ ​ ‌​‌​​‍‌‌​ ​‍​ ​‍‌​​ ​ ​‍‌ ‍​‌‍‌‍‌ ​‍‌​​‌‌​‌ ‌​‌‌​‍‌‌​ ​‍​ ​‍​‍‌‌​ ‌‌‌​‌​​‍ ‍‌ ‌​‌‍‌‌‌ ‍​‌ ‌​​‍‌‍‌ ​​‌‍‌‌‌ ​‍‌ ​ ‌ ​​‌‍‌‌‌‍​ ‌ ‌​‌‍‍‌‌ ‌‍‌‍‌‌​ ‌‌ ​​‌ ‌‌‌‍​‍‌‍ ​‌‍‍‌‌ ​ ‌‍‍​‌‍‌‌‌‍‌​​‍​‍‌ ‌